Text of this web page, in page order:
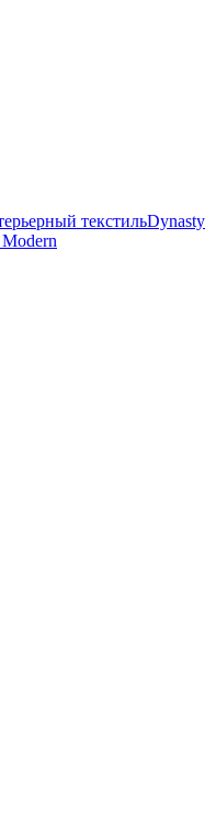
текстильDynasty